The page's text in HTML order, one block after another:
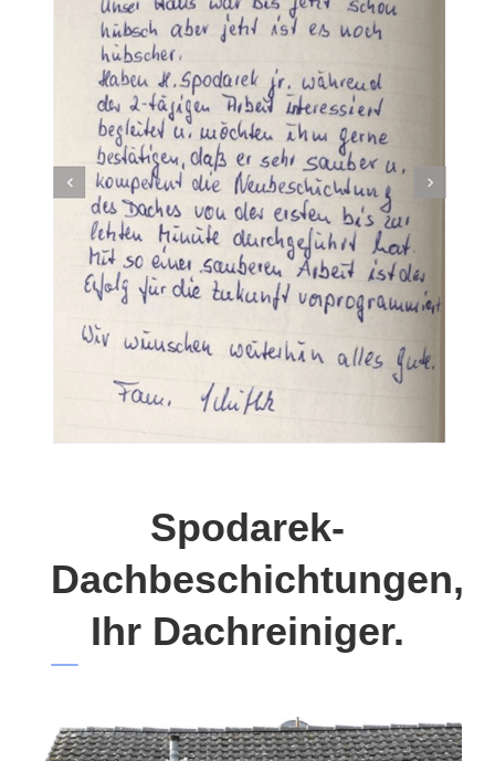
Spodarek-
Dachbeschichtungen,
Ihr Dachreiniger.